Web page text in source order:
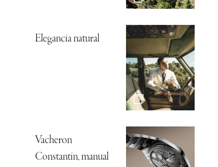
Elegancia natural
Vacheron
Constantin, manual